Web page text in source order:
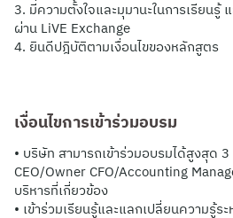
3. มีความตั้งใจและมุมานะในการเรียนรู้
ผ่าน LiVE Exchange
4. ยินดีปฎิบัติตามเงื่อนไขของหลักสูตร
เงื่อนไขการเข้าร่วมอบรม
• บริษัท สามารถเข้าร่วมอบรมได้สูงสุด
CEO/Owner CFO/Accounting
บริหารที่เกี่ยวข้อง
• เข้าร่วมเรียนรู้และแลกเปลี่ยนความรู้ร